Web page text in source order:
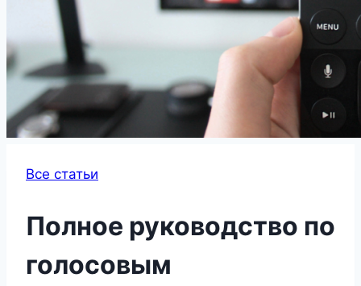
Все статьи
Полное руководство по
голосовым